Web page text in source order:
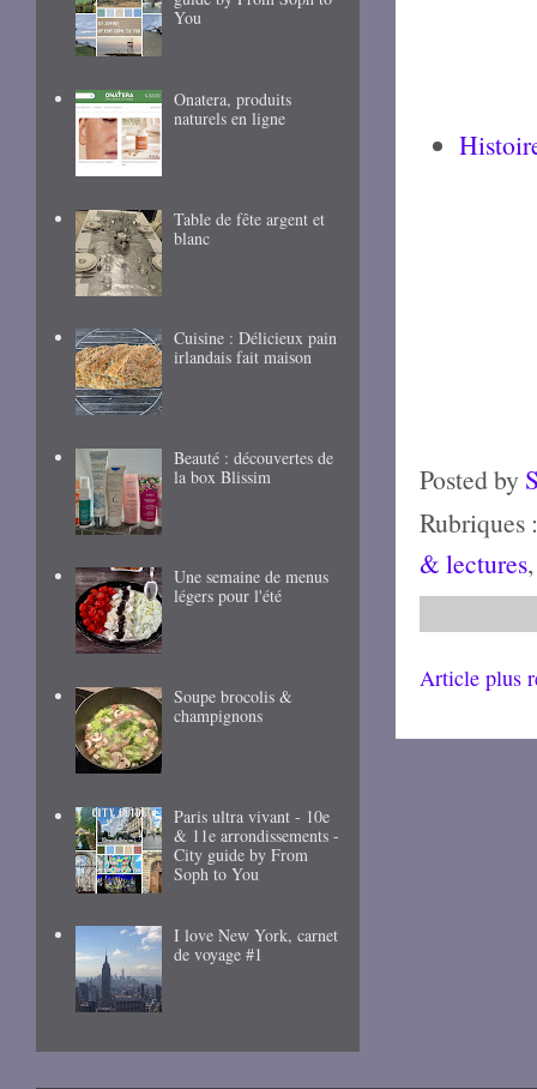
Posted by
Rubriques
& lectures
Article plus
You
Onatera, produits
naturels en ligne
Table de fête argent et
blanc
Cuisine : Délicieux pain
irlandais fait maison
Beauté : découvertes de
la box Blissim
Une semaine de menus
légers pour l'été
Soupe brocolis &
champignons
Paris ultra vivant - 10e
& 11e arrondissements -
City guide by From
Soph to You
I love New York, carnet
de voyage #1